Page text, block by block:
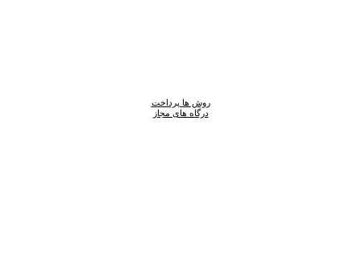
روش ها پرداخت
درگاه های مجاز